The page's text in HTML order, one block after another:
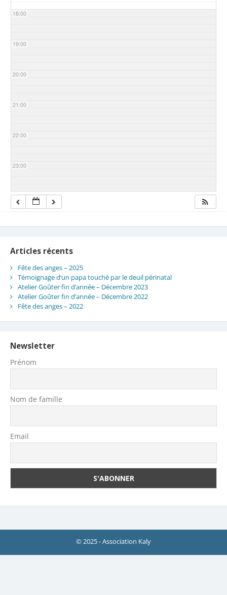
18:00
19:00
20:00
21:00
22:00
23:00
Articles récents
Fête des anges – 2025
Témoignage d’un papa touché par le deuil périnatal
Atelier Goûter fin d’année – Décembre 2023
Atelier Goûter fin d’année – Décembre 2022
Fête des anges – 2022
Newsletter
Prénom
Nom de famille
Email
© 2025 - Association Kaly